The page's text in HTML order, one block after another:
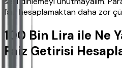
faiz hesaplamaktan daha zor
100 Bin Lira ile Ne
Faiz Getirisi